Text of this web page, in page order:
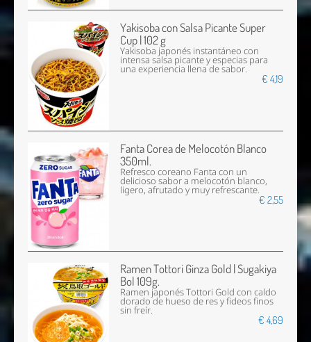
Yakisoba con Salsa Picante Super
Cup | 102 g
Yakisoba japonés instantáneo con
intensa salsa picante y especias para
una experiencia llena de sabor.
€ 4,19
Fanta Corea de Melocotón Blanco
350ml.
Refresco coreano Fanta con un
delicioso sabor a melocotón blanco,
ligero, afrutado y muy refrescante.
€ 2,55
Ramen Tottori Ginza Gold | Sugakiya
Bol 109g.
Ramen japonés Tottori Gold con caldo
dorado de hueso de res y fideos finos
sin freír.
€ 4,69